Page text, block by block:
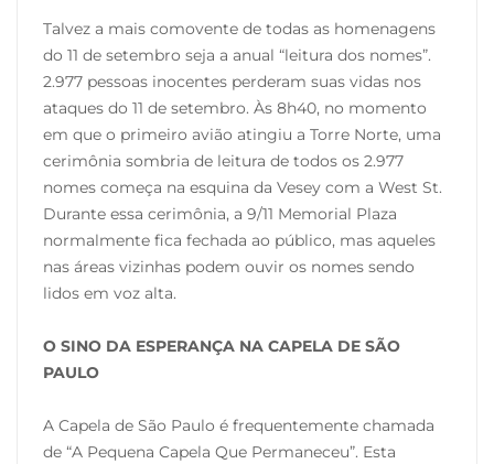
Talvez a mais comovente de todas as homenagens
do 11 de setembro seja a anual “leitura dos nomes”.
2.977 pessoas inocentes perderam suas vidas nos
ataques do 11 de setembro. Às 8h40, no momento
em que o primeiro avião atingiu a Torre Norte, uma
cerimônia sombria de leitura de todos os 2.977
nomes começa na esquina da Vesey com a West St.
Durante essa cerimônia, a 9/11 Memorial Plaza
normalmente fica fechada ao público, mas aqueles
nas áreas vizinhas podem ouvir os nomes sendo
lidos em voz alta.
O SINO DA ESPERANÇA NA CAPELA DE SÃO
PAULO
A Capela de São Paulo é frequentemente chamada
de “A Pequena Capela Que Permaneceu”. Esta